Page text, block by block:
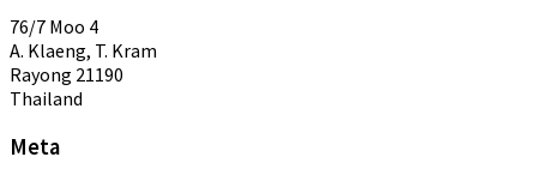
76/7 Moo 4
A. Klaeng, T. Kram
Rayong 21190
Thailand
Meta